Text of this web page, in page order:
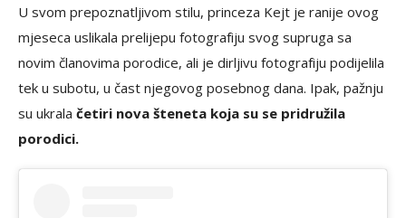
U svom prepoznatljivom stilu, princeza Kejt je ranije ovog
mjeseca uslikala prelijepu fotografiju svog supruga sa
novim članovima porodice, ali je dirljivu fotografiju podijelila
tek u subotu, u čast njegovog posebnog dana. Ipak, pažnju
su ukrala četiri nova šteneta koja su se pridružila
porodici.